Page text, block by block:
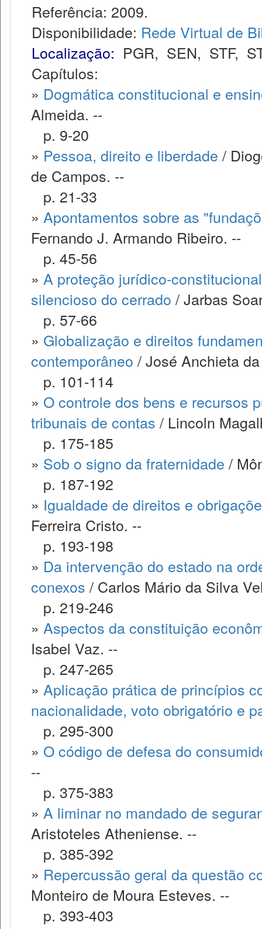
Referência: 2009.
Disponibilidade: Rede Virtual de
Localização: PGR, SEN, STF,
Capítulos:
» Dogmática constitucional e
Almeida. --
p. 9-20
» Pessoa, direito e liberdade /
de Campos. --
p. 21-33
» Apontamentos sobre as
Fernando J. Armando Ribeiro. --
p. 45-56
» A proteção jurídico-
silencioso do cerrado / Jarbas
p. 57-66
» Globalização e direitos
contemporâneo / José Anchieta
p. 101-114
» O controle dos bens e recursos
tribunais de contas / Lincoln
p. 175-185
» Sob o signo da fraternidade /
p. 187-192
» Igualdade de direitos e
Ferreira Cristo. --
p. 193-198
» Da intervenção do estado na
conexos / Carlos Mário da Silva
p. 219-246
» Aspectos da constituição
Isabel Vaz. --
p. 247-265
» Aplicação prática de princípios
nacionalidade, voto obrigatório e
p. 295-300
» O código de defesa do
--
p. 375-383
» A liminar no mandado de
Aristoteles Atheniense. --
p. 385-392
» Repercussão geral da questão
Monteiro de Moura Esteves. --
p. 393-403